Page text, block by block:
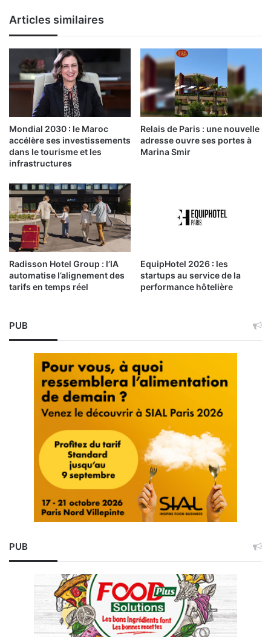
Articles similaires
Mondial 2030 : le Maroc
accélère ses investissements
dans le tourisme et les
infrastructures
Relais de Paris : une nouvelle
adresse ouvre ses portes à
Marina Smir
Radisson Hotel Group : l’IA
automatise l’alignement des
tarifs en temps réel
EquipHotel 2026 : les
startups au service de la
performance hôtelière
PUB
PUB